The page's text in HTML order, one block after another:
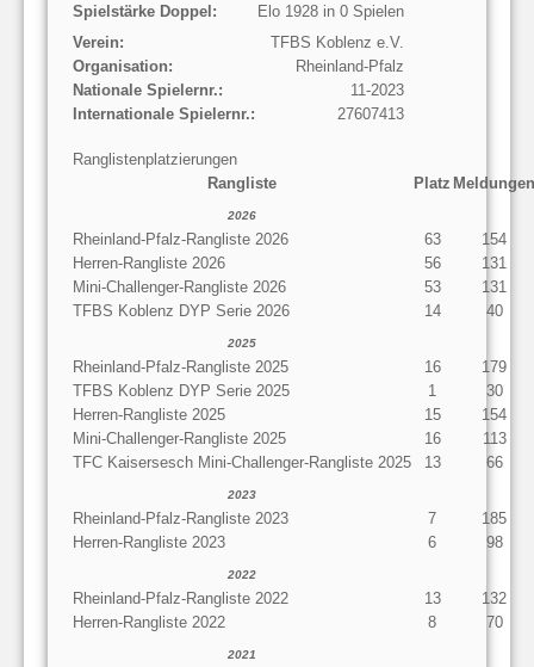
Spielstärke Doppel:
Elo 1928 in 0 Spielen
Verein:
TFBS Koblenz e.V.
Organisation:
Rheinland-Pfalz
Nationale Spielernr.:
11-2023
Internationale Spielernr.:
27607413
Ranglistenplatzierungen
Rangliste
Platz Meldungen
2026
Rheinland-Pfalz-Rangliste 2026 63
154
Herren-Rangliste 2026
56
131
Mini-Challenger-Rangliste 2026
53
131
TFBS Koblenz DYP Serie 2026
14 40
2025
Rheinland-Pfalz-Rangliste 2025 16
179
TFBS Koblenz DYP Serie 2025
1
30
Herren-Rangliste 2025
15
154
Mini-Challenger-Rangliste 2025
16
113
TFC Kaisersesch Mini-Challenger-Rangliste 2025
13 66
2023
Rheinland-Pfalz-Rangliste 2023 7
185
Herren-Rangliste 2023
6 98
2022
Rheinland-Pfalz-Rangliste 2022 13
132
Herren-Rangliste 2022
8 70
2021